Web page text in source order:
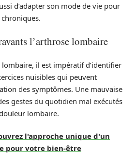
d’adapter son mode de vie pour
l’arthrose lombaire
lombaire, il est impératif d’identifier
nuisibles qui peuvent
des symptômes. Une mauvaise
gestes du quotidien mal exécutés
lombaire.
l'approche unique d'un
pour votre bien-être